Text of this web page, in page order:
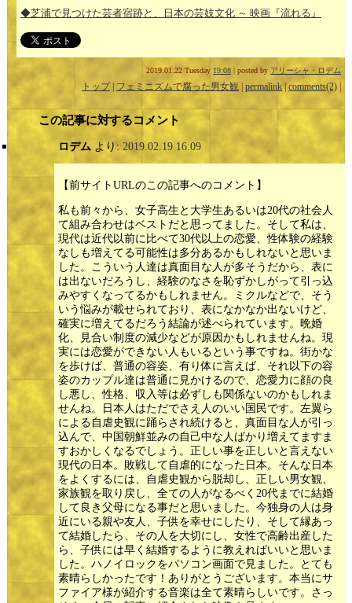
◆芝浦で見つけた芸者宿跡と、日本の芸妓文化 ～ 映画『流れる』
2019.01.22 Tuesday 19:08 | posted by アリーシャ・ロデム
トップ| フェミニズムで腐った男女観 permalink|comments(2)
この記事に対するコメント
ロデム より: 2019.02.19 16:09
【前サイトURLのこの記事へのコメント】
私も前々から、女子高生と大学生あるいは20代の社会人
て組み合わせはベストだと思ってました。そして私は、
現代は近代以前に比べて30代以上の恋愛、性体験の経験
なしも増えてる可能性は多分あるかもしれないと思いま
した。こういう人達は真面目な人が多そうだから、表に
は出ないだろうし、経験のなさを恥ずかしがって引っ込
みやすくなってるかもしれません。ミクルなどで、そう
いう悩みが載せられており、表になかなか出ないけど、
確実に増えてるだろう結論が述べられています。晩婚
化、見合い制度の減少などが原因かもしれませんね。現
実には恋愛ができない人もいるという事ですね。街かな
を歩けば、普通の容姿、有り体に言えば、それ以下の容
姿のカップル達は普通に見かけるので、恋愛力に顔の良
し悪し、性格、収入等は必ずしも関係ないのかもしれま
せんね。日本人はただでさえ人のいい国民です。左翼ら
による自虐史観に踊らされ続けると、真面目な人が引っ
込んで、中国朝鮮並みの自己中な人ばかり増えてますま
すおかしくなるでしょう。正しい事を正しいと言えない
現代の日本。敗戦して自虐的になった日本。そんな日本
をよくするには、自虐史観から脱却し、正しい男女観、
家族観を取り戻し、全ての人がなるべく20代までに結婚
して良き父母になる事だと思いました。今独身の人は身
近にいる親や友人、子供を幸せにしたり、そして縁あっ
て結婚したら、その人を大切にし、女性で高齢出産した
ら、子供には早く結婚するように教えればいいと思いま
した。ハノイロックをパソコン画面で見ました。とても
素晴らしかったです！ありがとうございます。本当にサ
ファイア様が紹介する音楽は全て素晴らしいです。さっ